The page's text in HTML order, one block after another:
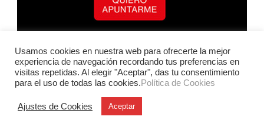
Usamos cookies en nuestra web para ofrecerte la mejor
experiencia de navegación recordando tus preferencias en
visitas repetidas. Al elegir "Aceptar", das tu consentimiento
para el uso de todas las cookies.Política de Cookies
Ajustes de Cookies Aceptar